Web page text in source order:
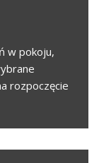
w pokoju,
rozpoczęcie